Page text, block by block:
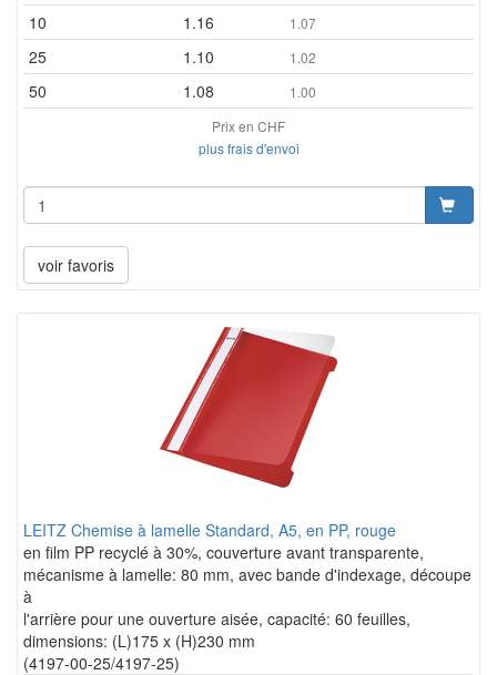
10 1.16 1.07
25 1.10 1.02
50 1.08
1.00
Prix en CHF
plus frais d'envoi
voir favoris
LEITZ Chemise à lamelle Standard, A5, en PP, rouge
en film PP recyclé à 30%, couverture avant transparente,
mécanisme à lamelle: 80 mm, avec bande d'indexage, découpe
à
l'arrière pour une ouverture aisée, capacité: 60 feuilles,
dimensions: (L)175 x (H)230 mm
(4197-00-25/4197-25)